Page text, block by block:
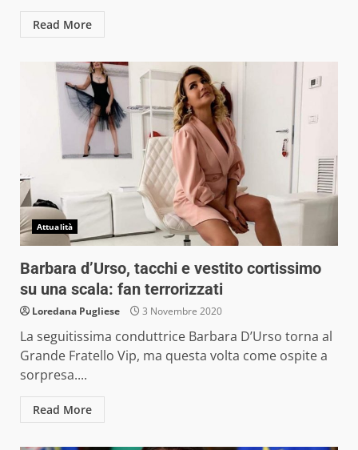
Read More
Attualità
Barbara d’Urso, tacchi e vestito cortissimo
su una scala: fan terrorizzati
Loredana Pugliese 3 Novembre 2020
La seguitissima conduttrice Barbara D’Urso torna al
Grande Fratello Vip, ma questa volta come ospite a
sorpresa....
Read More